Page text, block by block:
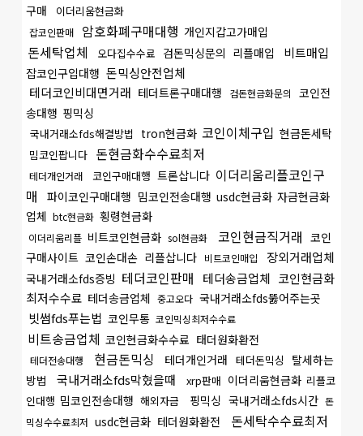
구매
이더리움현금화
잡코인판매 암호화폐구매대행 개인지갑고가매입
돈세탁업체 오다집수수료 검돈믹싱문의 리플매입 비트매입
잡코인구입대행 돈믹싱안전업체
테더코인비대면거래 테더트론구매대행 검돈현금화문의
코인전
송대행 핑믹싱
국내거래소fds해결방법 tron현금화 코인이체구입 현금돈세탁
밈코인팝니다 돈현금화수수료최저
테더개인거래 코인구매대행 트론삽니다 이더리움리플코인구
매
파이코인구매대행 밈코인전송대행 usdc현금화 자금현금화
업체 btc현금화 횡령현금화
이더리움리플 비트코인현금화 sol현금화 코인현금직거래 코인
구매사이트 코인손대손 리플삽니다 비트코인매입 장외거래업체
국내거래소fds증빙 테더코인판매 테더송금업체 코인현금화
최저수수료 테더송금업체 중고오다 국내거래소fds뚫어주는곳
빗썸fds푸는법 코인무통 코인믹싱최저수수료
비트송금업체 코인현금화수수료 태더원화환전
테더전송대행 현금돈믹싱 테더개인거래 테더돈믹싱
탈세하는
방법
국내거래소fds막혔을때 xrp판매 이더리움현금화 리플코
인대행 밈코인전송대행 해외자금 핑믹싱 국내거래소fds시간 돈
믹싱수수료최저 usdc현금화 테더원화환전 돈세탁수수료최저